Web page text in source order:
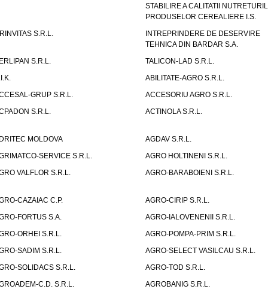
STABILIRE A CALITATII
PRODUSELOR CEREALIERE I.S.
S.R.L.
INTREPRINDERE DE DESERVIRE
TEHNICA DIN BARDAR S.A.
S.R.L.
TALICON-LAD S.R.L.
ABILITATE-AGRO S.R.L.
GRUP S.R.L.
ACCESORIU AGRO S.R.L.
S.R.L.
ACTINOLA S.R.L.
MOLDOVA
AGDAV S.R.L.
SERVICE S.R.L.
AGRO HOLTINENI S.R.L.
VALFLOR S.R.L.
AGRO-BARABOIENI S.R.L.
CAZAIAC C.P.
AGRO-CIRIP S.R.L.
FORTUS S.A.
AGRO-IALOVENENII S.R.L.
ORHEI S.R.L.
AGRO-POMPA-PRIM S.R.L.
SADIM S.R.L.
AGRO-SELECT VASILCAU S.R.L.
SOLIDACS S.R.L.
AGRO-TOD S.R.L.
C.D. S.R.L.
AGROBANIG S.R.L.